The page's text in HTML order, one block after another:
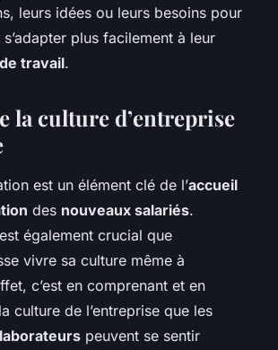
leurs idées ou leurs besoins pour
s’adapter plus facilement à leur
travail.
la culture d’entreprise
est un élément clé de l’accueil
des nouveaux salariés.
également crucial que
vivre sa culture même à
c’est en comprenant et en
culture de l’entreprise que les
peuvent se sentir